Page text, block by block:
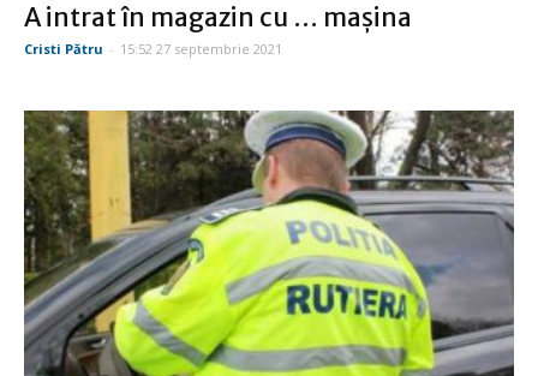
A intrat în magazin cu … mașina
Cristi Pătru - 15:52 27 septembrie 2021